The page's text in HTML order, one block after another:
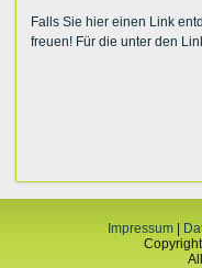
Falls Sie hier einen Link
freuen! Für die unter den
Impressum